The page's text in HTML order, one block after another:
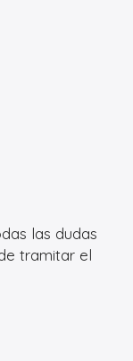
las dudas
tramitar el